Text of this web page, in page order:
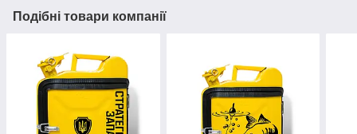
Подібні товари компанії